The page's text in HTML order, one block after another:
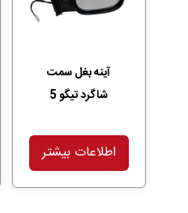
آینه بغل سمت
شاگرد تیگو 5
اطلاعات بیشتر